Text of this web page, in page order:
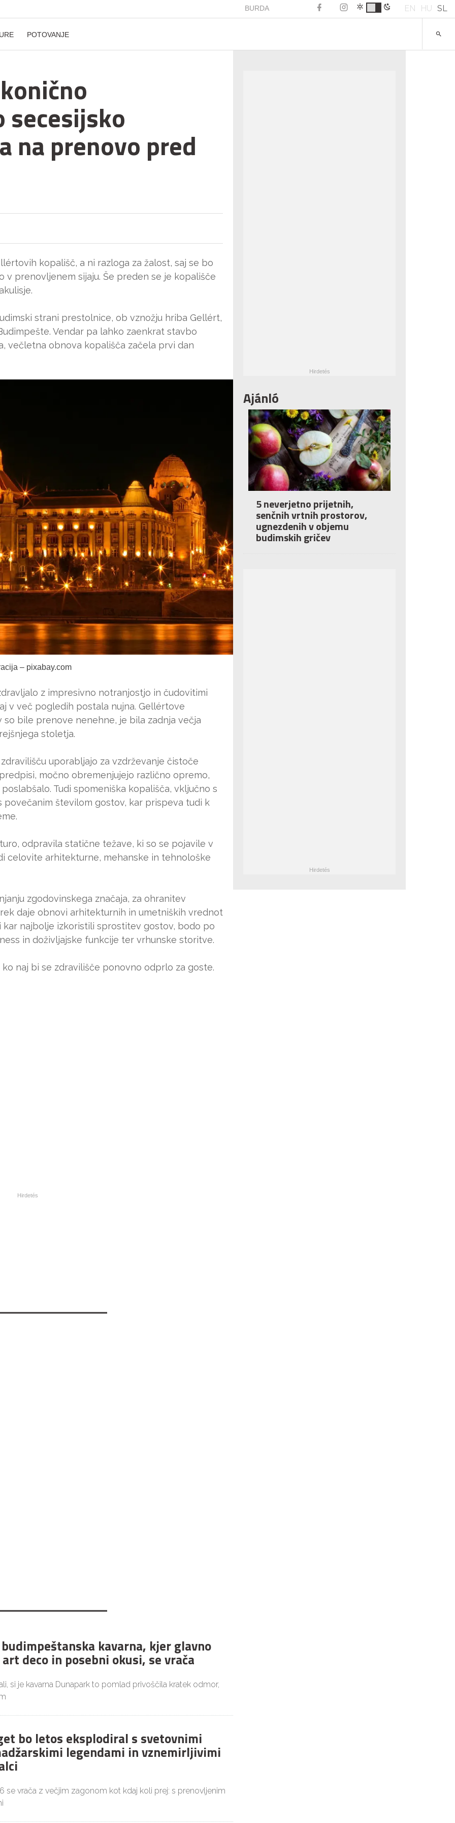
BURDA EN HU SL
POTOVANJE
na prenovo pred
kopališč, a ni razloga za žalost, saj se bo
prenovljenem sijaju. Še preden se je kopališče
strani prestolnice, ob vznožju hriba Gellért,
Vendar pa lahko zaenkrat stavbo
večletna obnova kopališča začela prvi dan
– pixabay.com
z impresivno notranjostjo in čudovitimi
v več pogledih postala nujna. Gellértove
bile prenove nenehne, je bila zadnja večja
stoletja.
uporabljajo za vzdrževanje čistoče
močno obremenjujejo različno opremo,
Tudi spomeniška kopališča, vključno s
številom gostov, kar prispeva tudi k
odpravila statične težave, ki so se pojavile v
celovite arhitekturne, mehanske in tehnološke
zgodovinskega značaja, za ohranitev
daje obnovi arhitekturnih in umetniških vrednot
kar najbolje izkoristili sprostitev gostov, bodo po
in doživljajske funkcije ter vrhunske storitve.
naj bi se zdravilišče ponovno odprlo za goste.
kavarna, kjer glavno
deco in posebni okusi, se vrača
si je kavarna Dunapark to pomlad privoščila kratek odmor,
bo letos eksplodiral s svetovnimi
legendami in vznemirljivimi
se vrača z večjim zagonom kot kdaj koli prej: s prenovljenim
Ajánló
5 neverjetno prijetnih,
senčnih vrtnih prostorov,
ugnezdenih v objemu
budimskih gričev